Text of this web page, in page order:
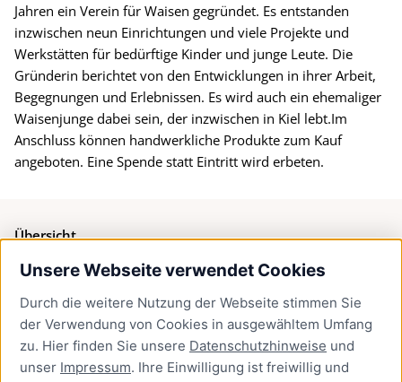
Unsere Webseite verwendet Cookies
Durch die weitere Nutzung der Webseite stimmen Sie
der Verwendung von Cookies in ausgewähltem Umfang
zu. Hier finden Sie unsere Datenschutzhinweise und
unser Impressum. Ihre Einwilligung ist freiwillig und
Jahren ein Verein für Waisen gegründet. Es entstanden
inzwischen neun Einrichtungen und viele Projekte und
Werkstätten für bedürftige Kinder und junge Leute. Die
Gründerin berichtet von den Entwicklungen in ihrer Arbeit,
Begegnungen und Erlebnissen. Es wird auch ein ehemaliger
Waisenjunge dabei sein, der inzwischen in Kiel lebt.Im
Anschluss können handwerkliche Produkte zum Kauf
angeboten. Eine Spende statt Eintritt wird erbeten.
Übersicht
Bürgerservice
Presse
Newsletter Lübeck:kompakt
Kontakt